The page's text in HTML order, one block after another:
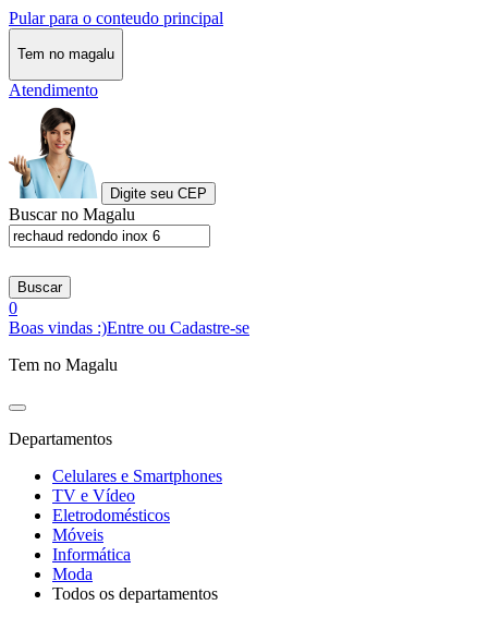
Pular para o conteudo principal
Tem no magalu
Atendimento
Digite seu CEP
Buscar no Magalu
Buscar
0
Boas vindas :)Entre ou Cadastre-se
Tem no Magalu
Departamentos
Celulares e Smartphones
TV e Vídeo
Eletrodomésticos
Móveis
Informática
Moda
Todos os departamentos